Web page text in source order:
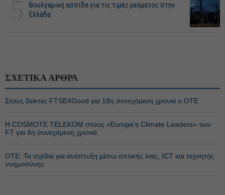
Βουλγαρική ασπίδα για τις τιμές ρεύματος στην
Ελλάδα
ΣΧΕΤΙΚΑ ΑΡΘΡΑ
Στους δείκτες FTSE4Good για 18η συνεχόμενη χρονιά ο ΟΤΕ
Η COSMOTE TELEKOM στους «Europe's Climate Leaders» των
FT για 4η συνεχόμενη χρονιά
ΟΤΕ: Τα σχέδια για ανάπτυξη μέσω οπτικής ίνας, ICT και τεχνητής
νοημοσύνης